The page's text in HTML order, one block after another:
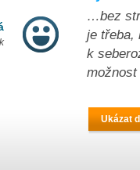
…bez
je třeba,
k
Ukázat